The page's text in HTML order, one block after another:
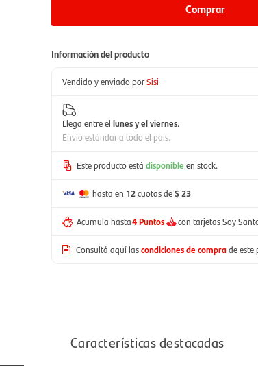
Comprar
Información del producto
Vendido y enviado porSisi
Llega entre el lunes y el viernes.
Envío estándar a todo el país.
Este producto está disponible en stock.
hasta en 12cuotas de$ 23
Acumula hasta4 Puntos con tarjetas Soy
Consultá aquí lascondiciones de comprade este
Características destacadas